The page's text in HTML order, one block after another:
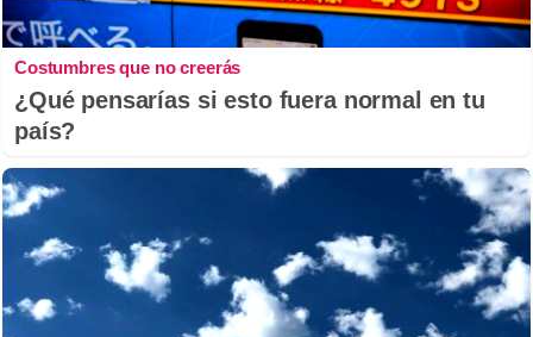
Costumbres que no creerás
¿Qué pensarías si esto fuera normal en tu
país?